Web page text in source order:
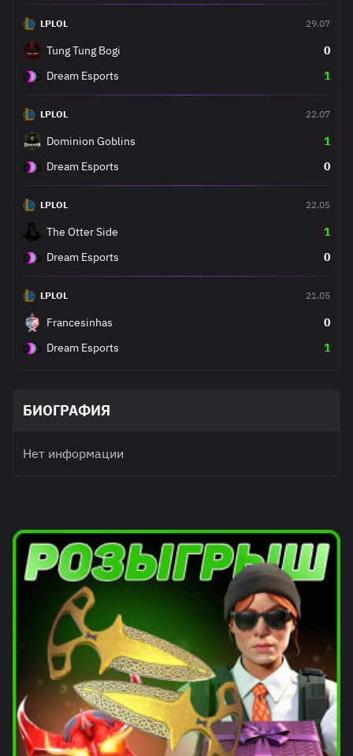
LPLOL 29.07
Tung Tung Bogi
0
Dream Esports
1
LPLOL 22.07
Dominion Goblins
1
Dream Esports
0
LPLOL 22.05
The Otter Side
1
Dream Esports
0
LPLOL 21.05
Francesinhas
0
Dream Esports
1
БИОГРАФИЯ
Нет информации